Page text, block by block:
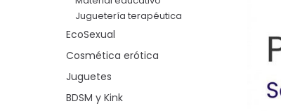
Juguetería terapéutica
EcoSexual
Cosmética erótica
Juguetes
BDSM y Kink